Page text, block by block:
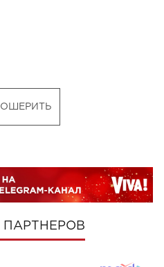
ПАРТНЕРОВ